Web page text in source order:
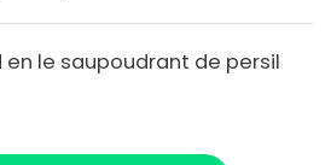
en le saupoudrant de persil